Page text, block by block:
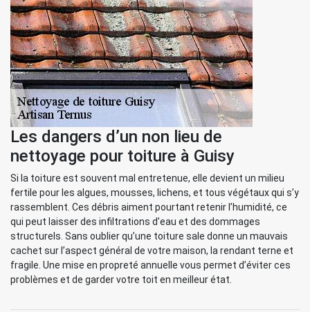
Les dangers d’un non lieu de
nettoyage pour toiture à Guisy
Si la toiture est souvent mal entretenue, elle devient un milieu
fertile pour les algues, mousses, lichens, et tous végétaux qui s’y
rassemblent. Ces débris aiment pourtant retenir l’humidité, ce
qui peut laisser des infiltrations d’eau et des dommages
structurels. Sans oublier qu’une toiture sale donne un mauvais
cachet sur l’aspect général de votre maison, la rendant terne et
fragile. Une mise en propreté annuelle vous permet d’éviter ces
problèmes et de garder votre toit en meilleur état.